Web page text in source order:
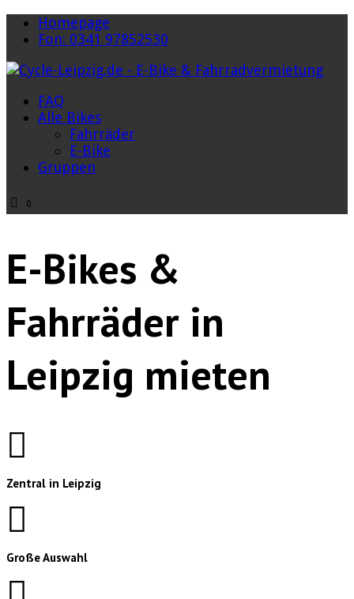
Homepage
Fon: 0341 97852530
FAQ
Alle Bikes
Fahrräder
E-Bike
Gruppen
0
E-Bikes &
Fahrräder in
Leipzig mieten
Zentral in Leipzig
Große Auswahl